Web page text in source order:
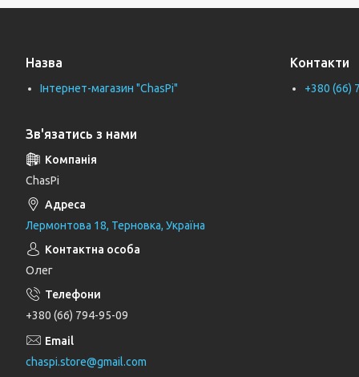
Труби каналізаційні
Унітази
Циркуляційні насоси
Генератори
Шлангові під'єднання та перемикаючі
вентилі
Тримачі, кронштейни та штанги для
душу
Лійки для душу
Душові комплекти
Назва
Інтернет-магазин "ChasPi"
Контакти
+380 (66)
Зв'язатись з нами
ChasPi
Лермонтова 18, Терновка, Україна
Олег
+380 (66) 794-95-09
chaspi.store@gmail.com